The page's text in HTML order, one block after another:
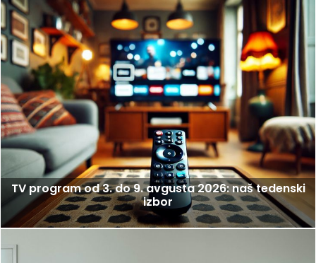
TV program od 3. do 9. avgusta 2026: naš tedenski
izbor